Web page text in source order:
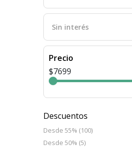
Sin interés
Precio
$7699
Descuentos
Desde 55% (100)
Desde 50% (5)